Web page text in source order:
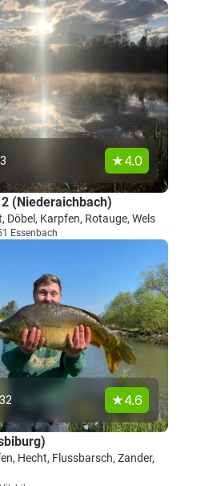
4.0
(Niederaichbach)
Döbel, Karpfen, Rotauge, Wels
Essenbach
4.6
Hecht, Flussbarsch, Zander,